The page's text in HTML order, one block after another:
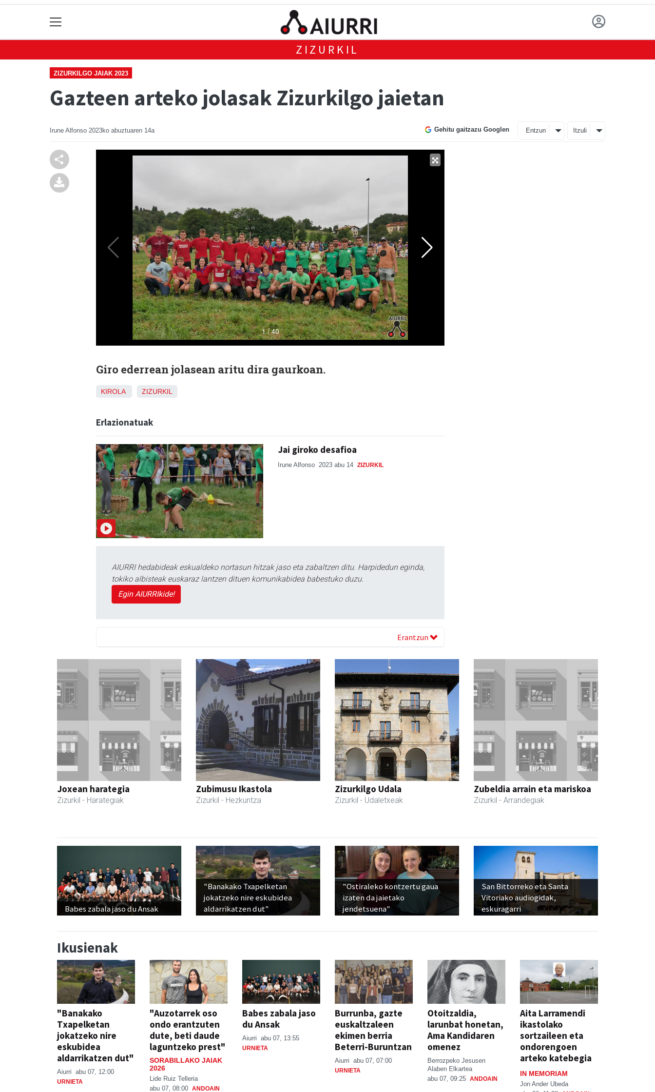
ZIZURKIL
ZIZURKILGO JAIAK 2023
Gazteen arteko jolasak Zizurkilgo jaietan
Irune Alfonso 2023ko abuztuaren 14a Gehitu gaitzazu Googlen Entzun Itzuli
Giro ederrean jolasean aritu dira gaurkoan.
KIROLA ZIZURKIL
Erlazionatuak
Jai giroko desafioa
Irune Alfonso 2023 abu 14 ZIZURKIL
AIURRI hedabideak eskualdeko nortasun hitzak jaso eta zabaltzen ditu. Harpidedun eginda,
tokiko albisteak euskaraz lantzen dituen komunikabidea babestuko duzu.
Egin AIURRIkide!
Erantzun
Joxean harategia
Zizurkil - Harategiak
Zubimusu Ikastola
Zizurkil - Hezkuntza
Zizurkilgo Udala
Zizurkil - Udaletxeak
Zubeldia arrain eta mariskoa
Zizurkil - Arrandegiak
Babes zabala jaso du Ansak
"Banakako Txapelketan
jokatzeko nire eskubidea
aldarrikatzen dut"
"Ostiraleko kontzertu gaua
izaten da jaietako
jendetsuena"
San Bittorreko eta Santa
Vitoriako audiogidak,
eskuragarri
Ikusienak
"Banakako
Txapelketan
jokatzeko nire
eskubidea
aldarrikatzen dut"
Aiurri abu 07, 12:00
URNIETA
"Auzotarrek oso
ondo erantzuten
dute, beti daude
laguntzeko prest"
SORABILLAKO JAIAK
2026
Lide Ruiz Telleria
abu 07, 08:00 ANDOAIN
Babes zabala jaso
du Ansak
Aiurri abu 07, 13:55
URNIETA
Burrunba, gazte
euskaltzaleen
ekimen berria
Beterri-Buruntzan
Aiurri abu 07, 07:00
URNIETA
Otoitzaldia,
larunbat honetan,
Ama Kandidaren
omenez
Berrozpeko Jesusen
Alaben Elkartea
abu 07, 09:25 ANDOAIN
Aita Larramendi
ikastolako
sortzaileen eta
ondorengoen
arteko katebegia
IN MEMORIAM
Jon Ander Ubeda